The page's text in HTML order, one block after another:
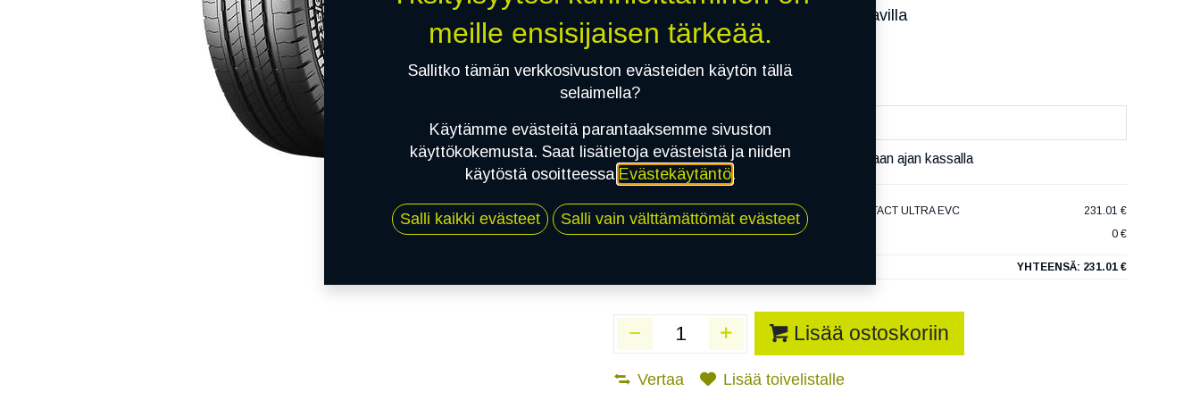
Saatavilla
Toimitusaika:3 arkipäivää
Asennuspalvelu
Mikäli valitset asennuksen, pääset varaamaan ajan kassalla
1 X 215/60R17C 109/107T CONTINENTAL VANCONTACT ULTRA EVC
231.01 €
EI ASENNUSTA
0 €
YHTEENSÄ: 231.01 €
Lisää ostoskoriin
Vertaa Lisää toivelistalle
meille ensisijaisen tärkeää.
Sallitko tämän verkkosivuston evästeiden käytön tällä
selaimella?
Käytämme evästeitä parantaaksemme sivuston
käyttökokemusta. Saat lisätietoja evästeistä ja niiden
käytöstä osoitteessa Evästekäytäntö.
Salli kaikki evästeet Salli vain välttämättömät evästeet